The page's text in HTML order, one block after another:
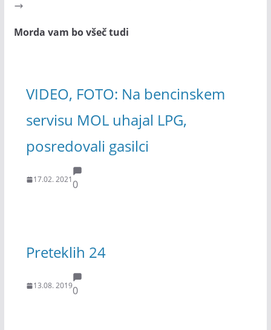
Morda vam bo všeč tudi
VIDEO, FOTO: Na bencinskem
servisu MOL uhajal LPG,
posredovali gasilci
17.02. 20210
Preteklih 24
13.08. 20190